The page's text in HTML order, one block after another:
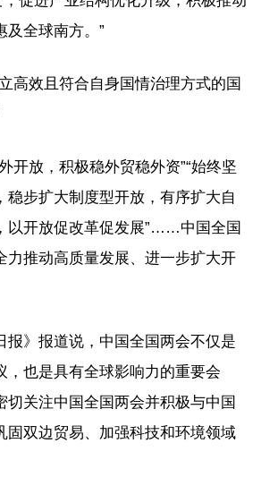
及全球南方。”
高效且符合自身国情治理方式的国
开放，积极稳外贸稳外资”“始终坚
稳步扩大制度型开放，有序扩大自
以开放促改革促发展”……中国全国
力推动高质量发展、进一步扩大开
报》报道说，中国全国两会不仅是
，也是具有全球影响力的重要会
切关注中国全国两会并积极与中国
固双边贸易、加强科技和环境领域